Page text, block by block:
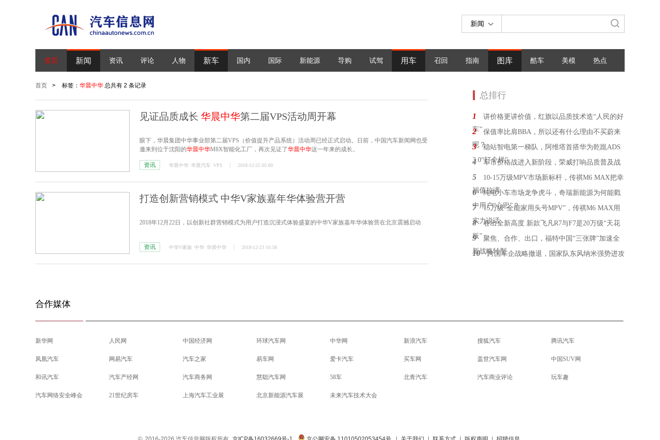
新闻
首页 新闻 资讯 评论 人物 新车 国内 国际 新能源 导购 试驾 用车 召回 指南 图库 酷车 美模 热点
首页 > 标签： 华晨中华 总共有 2 条记录
见证品质成长 华晨中华第二届VPS活动周开幕
眼下，华晨集团中华事业部第二届VPS（价值提升产品系统）活动周已经正式启动。日前，中国汽车新闻网也受
邀来到位于沈阳的华晨中华M8X智能化工厂，再次见证了华晨中华这一年来的成长。
资讯 华晨中华 华晨汽车 VPS 2018-12-25 05:00
打造创新营销模式 中华V家族嘉年华体验营开营
2018年12月22日，以创新社群营销模式为用户打造沉浸式体验盛宴的中华V家族嘉年华体验营在北京震撼启动
资讯 中华V家族 中华 华晨中华 2018-12-23 16:58
总排行
1
讲价格更讲价值，红旗以品质技术造“人民的好
车”
2
保值率比肩BBA，所以还有什么理由不买蔚来
呢？
3
稳站智电第一梯队，阿维塔首搭华为乾崑ADS
3.0“打个样”
4 车市价格战进入新阶段，荣威打响品质普及战
5
10-15万级MPV市场新标杆，传祺M6 MAX把幸
福值拉满
6
纯电小车市场龙争虎斗，奇瑞新能源为何能戳
中用户“心巴”？
7
15万级“全能家用头号MPV”，传祺M6 MAX用
实力说话
8
卷出全新高度 新款飞凡R7与F7是20万级“天花
板”
9
聚焦、合作、出口，福特中国“三张牌”加速全
新战略转型
10 跨国车企战略撤退，国家队东风纳米强势进攻
合作媒体
新华网 人民网 中国经济网 环球汽车网 中华网 新浪汽车 搜狐汽车 腾讯汽车
凤凰汽车 网易汽车 汽车之家 易车网 爱卡汽车 买车网 盖世汽车网 中国SUV网
和讯汽车 汽车产经网 汽车商务网 慧聪汽车网 58车 北青汽车 汽车商业评论 玩车趣
汽车网络安全峰会 21世纪房车 上海汽车工业展 北京新能源汽车展 未来汽车技术大会